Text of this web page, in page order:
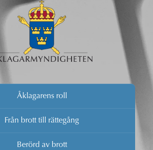
Åklagarens roll
Från brott till rättegång
Berörd av brott